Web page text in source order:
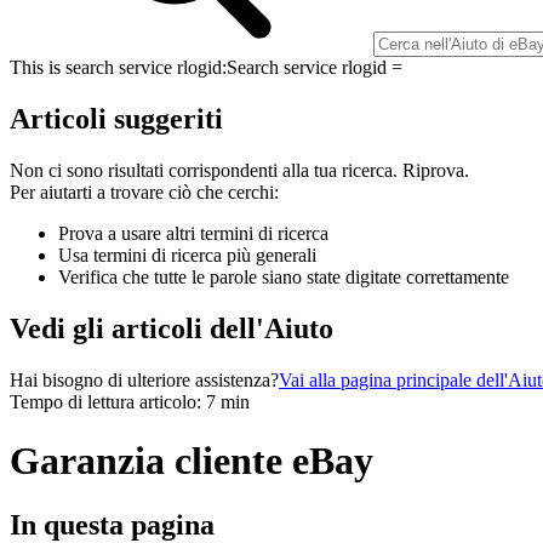
This is search service rlogid:Search service rlogid =
Articoli suggeriti
Non ci sono risultati corrispondenti alla tua ricerca. Riprova.
Per aiutarti a trovare ciò che cerchi:
Prova a usare altri termini di ricerca
Usa termini di ricerca più generali
Verifica che tutte le parole siano state digitate correttamente
Vedi gli articoli dell'Aiuto
Hai bisogno di ulteriore assistenza?Vai alla pagina principale
Tempo di lettura articolo: 7 min
Garanzia cliente eBay
In questa pagina